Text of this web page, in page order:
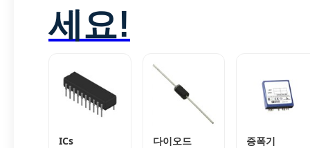
세요!
ICs 다이오드 증폭기